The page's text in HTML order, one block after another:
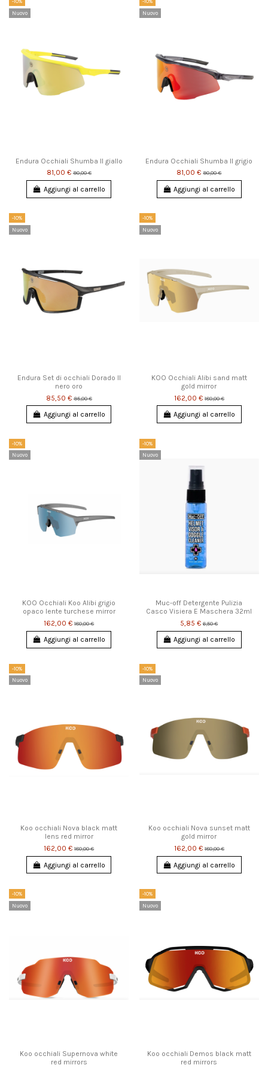
Nuovo
Endura Occhiali Shumba II giallo
81,00 € 90,00 €
Aggiungi al carrello
Nuovo
Endura Occhiali Shumba II grigio
81,00 € 90,00 €
Aggiungi al carrello
-10%
Nuovo
Endura Set di occhiali Dorado II
nero oro
85,50 € 95,00 €
Aggiungi al carrello
-10%
Nuovo
KOO Occhiali Alibi sand matt
gold mirror
162,00 € 180,00 €
Aggiungi al carrello
-10%
Nuovo
KOO Occhiali Koo Alibi grigio
opaco lente turchese mirror
162,00 € 180,00 €
Aggiungi al carrello
-10%
Nuovo
Muc-off Detergente Pulizia
Casco Visiera E Maschera 32ml
5,85 € 6,50 €
Aggiungi al carrello
-10%
Nuovo
Koo occhiali Nova black matt
lens red mirror
162,00 € 180,00 €
Aggiungi al carrello
-10%
Nuovo
Koo occhiali Nova sunset matt
gold mirror
162,00 € 180,00 €
Aggiungi al carrello
-10%
Nuovo
Koo occhiali Supernova white
red mirrors
-10%
Nuovo
Koo occhiali Demos black matt
red mirrors